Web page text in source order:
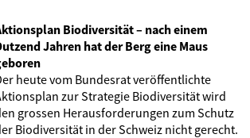
Biodiversität – nach einem
Jahren hat der Berg eine Maus
heute vom Bundesrat veröffentlichte
zur Strategie Biodiversität wird
grossen Herausforderungen zum Schutz
Biodiversität in der Schweiz nicht gerecht.